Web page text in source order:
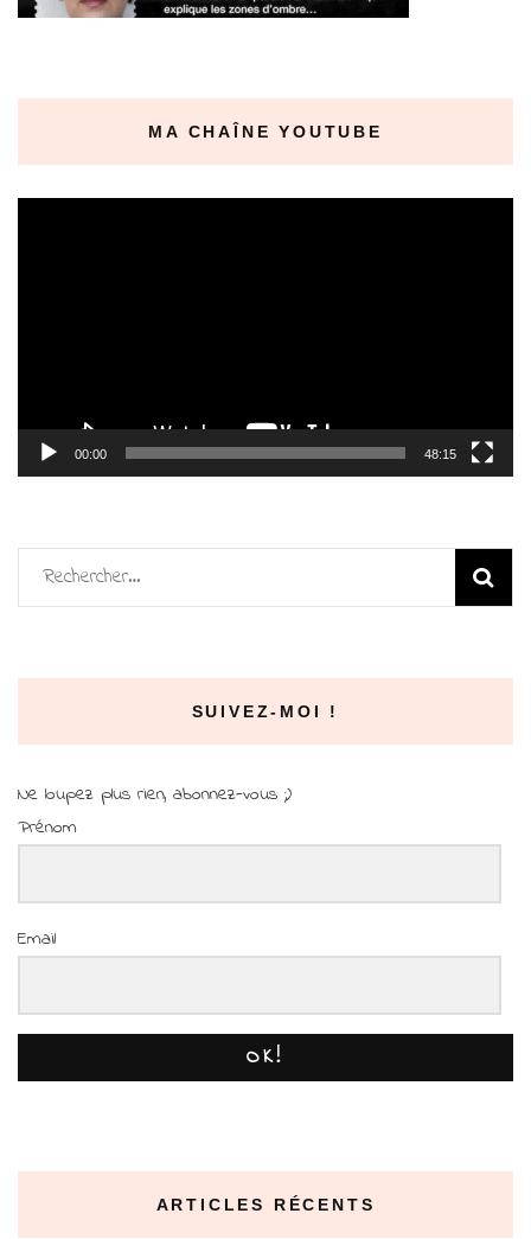
MA CHAÎNE YOUTUBE
00:00 48:15
Rechercher :
SUIVEZ-MOI !
Ne loupez plus rien, abonnez-vous ;)
Prénom
Email
OK!
ARTICLES RÉCENTS